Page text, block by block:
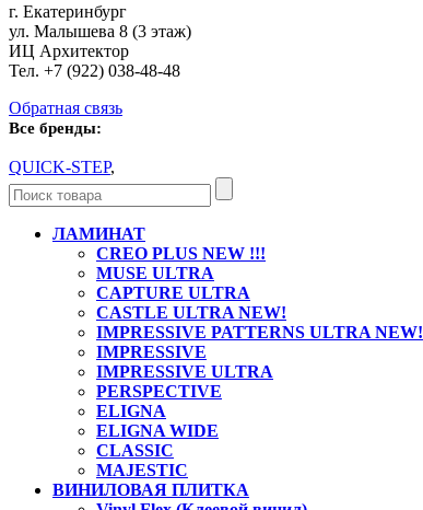
г. Екатеринбург
ул. Малышева 8 (3 этаж)
ИЦ Архитектор
Тел. +7 (922) 038-48-48
Обратная связь
Все бренды:
QUICK-STEP,
ЛАМИНАТ
CREO PLUS NEW !!!
MUSE ULTRA
CAPTURE ULTRA
CASTLE ULTRA NEW!
IMPRESSIVE PATTERNS ULTRA NEW!
IMPRESSIVE
IMPRESSIVE ULTRA
PERSPECTIVE
ELIGNA
ELIGNA WIDE
CLASSIC
MAJESTIC
ВИНИЛОВАЯ ПЛИТКА